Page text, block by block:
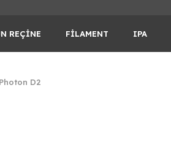
REÇİNE FİLAMENT IPA
D2